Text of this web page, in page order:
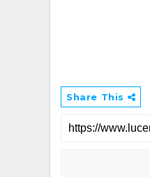
Share This